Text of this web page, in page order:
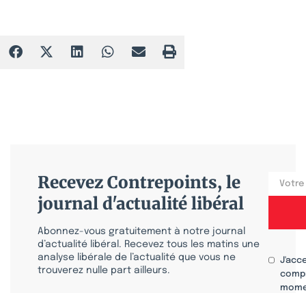
Recevez Contrepoints, le
journal d'actualité libéral
Abonnez-vous gratuitement à notre journal
d’actualité libéral. Recevez tous les matins une
analyse libérale de l’actualité que vous ne
trouverez nulle part ailleurs.